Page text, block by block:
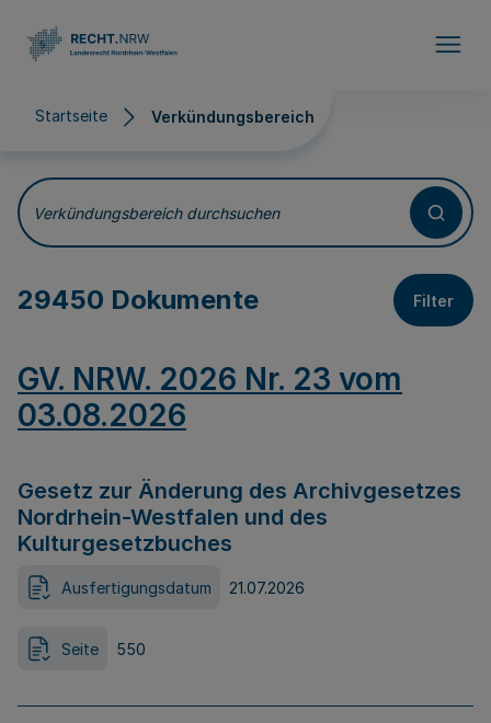
Startseite Verkündungsbereich
Verkündungsbereich
Verkündungsbereich durchsuchen
29450 Dokumente Filter
GV. NRW. 2026 Nr. 23 vom
03.08.2026
Gesetz zur Änderung des Archivgesetzes
Nordrhein-Westfalen und des
Kulturgesetzbuches
Ausfertigungsdatum 21.07.2026
Seite 550